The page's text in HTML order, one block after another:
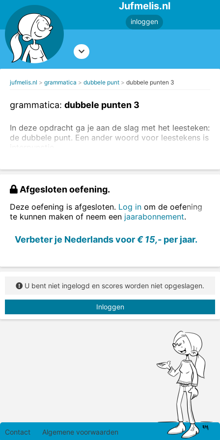
Jufmelis.nl
inloggen
jufmelis.nl grammatica dubbele punt dubbele punten 3
grammatica: dubbele punten 3
In deze opdracht ga je aan de slag met het leesteken:
de dubbele punt. Een ander woord voor leestekens is
Afgesloten oefening.
Deze oefening is afgesloten. Log in om de oefening
te kunnen maken of neem een jaarabonnement.
Verbeter je Nederlands voor€ 15,- per jaar.
U bent niet ingelogd en scores worden niet opgeslagen.
Inloggen
Contact Algemene voorwaarden